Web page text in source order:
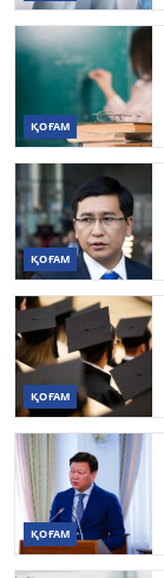
ҚОҒАМ
ҚОҒАМ
ҚОҒАМ
ҚОҒАМ